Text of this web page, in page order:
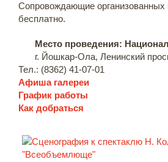
Сопровождающие организованных
бесплатно.
Место проведения:
г. Йошкар-Ола, Ленинский
Тел.: (8362) 41-07-01
Афиша галереи
График работы
Как добраться